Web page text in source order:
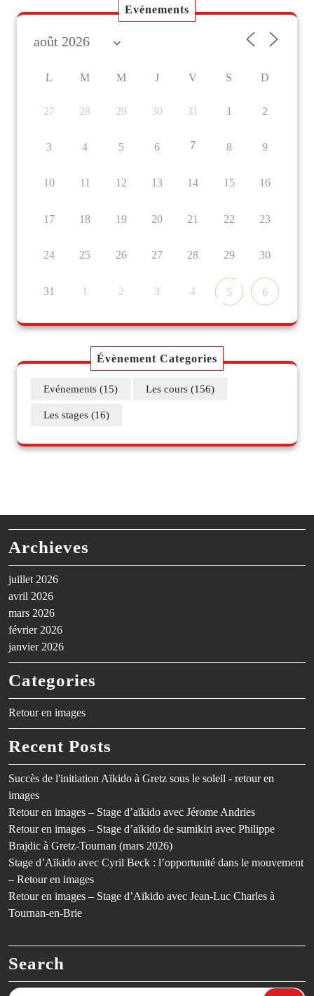
Evénements
L M M J V S D
27 28 29 30 31 1 2
3 4 5 6 7 8 9
10 11 12 13 14 15 16
17 18 19 20 21 22 23
24 25 26 27 28 29 30
31 1 2 3 4 5 6
Évènement Categories
Evénements (15) Les cours (156)
Les stages (16)
Archieves
juillet 2026
avril 2026
mars 2026
février 2026
janvier 2026
Categories
Retour en images
Recent Posts
Succès de l'initiation Aïkido à Gretz sous le soleil - retour en
images
Retour en images – Stage d’aïkido avec Jérome Andries
Retour en images – Stage d’aïkido de sumikiri avec Philippe
Brajdic à Gretz-Tournan (mars 2026)
Stage d’Aïkido avec Cyril Beck : l’opportunité dans le mouvement
– Retour en images
Retour en images – Stage d’Aïkido avec Jean-Luc Charles à
Tournan-en-Brie
Search